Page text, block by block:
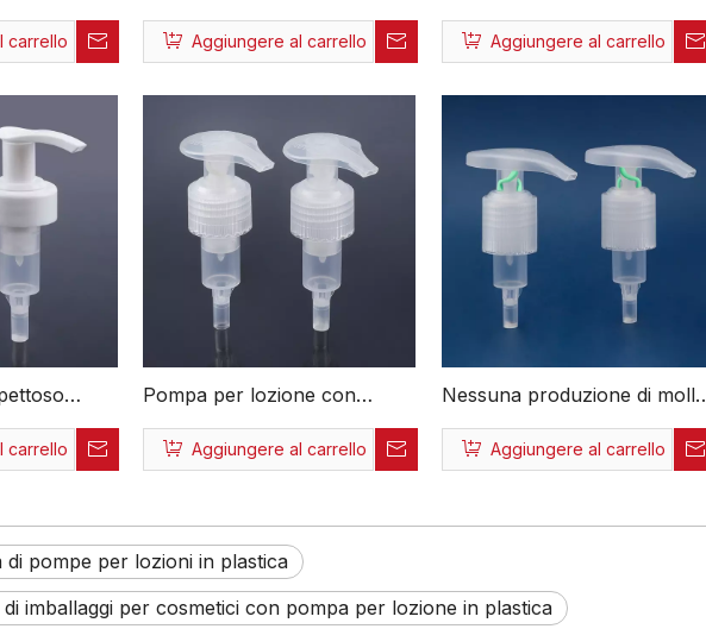
in metallo
lozione in
carrello
in metallo Produzione di
buona qualità 24/410 Pompa
Aggiungere al carrello
Nessun metallo Ecologico
Logo personalizzato
Aggiungere al carrello
logo
metallo
pompa per
carrello
Pompa per lozione con
pompa per erogatore di
bottiglie a molla in plastica
Aggiungere al carrello
Nessuna produzione di molle
Logo personalizzato
all'ingrosso Qualità premium
Eco
Aggiungere al carrello
di pompe per lozioni in plastica
imballaggi per cosmetici con pompa per lozione in plastica